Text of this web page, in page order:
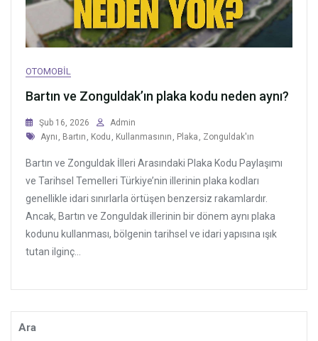
OTOMOBIL
Bartın ve Zonguldak’ın plaka kodu neden aynı?
Şub 16, 2026
Admin
Tags
Aynı , Bartın , Kodu , Kullanmasının , Plaka , Zonguldak'ın
Bartın ve Zonguldak İlleri Arasındaki Plaka Kodu Paylaşımı
ve Tarihsel Temelleri Türkiye’nin illerinin plaka kodları
genellikle idari sınırlarla örtüşen benzersiz rakamlardır.
Ancak, Bartın ve Zonguldak illerinin bir dönem aynı plaka
kodunu kullanması, bölgenin tarihsel ve idari yapısına ışık
tutan ilginç...
Ara